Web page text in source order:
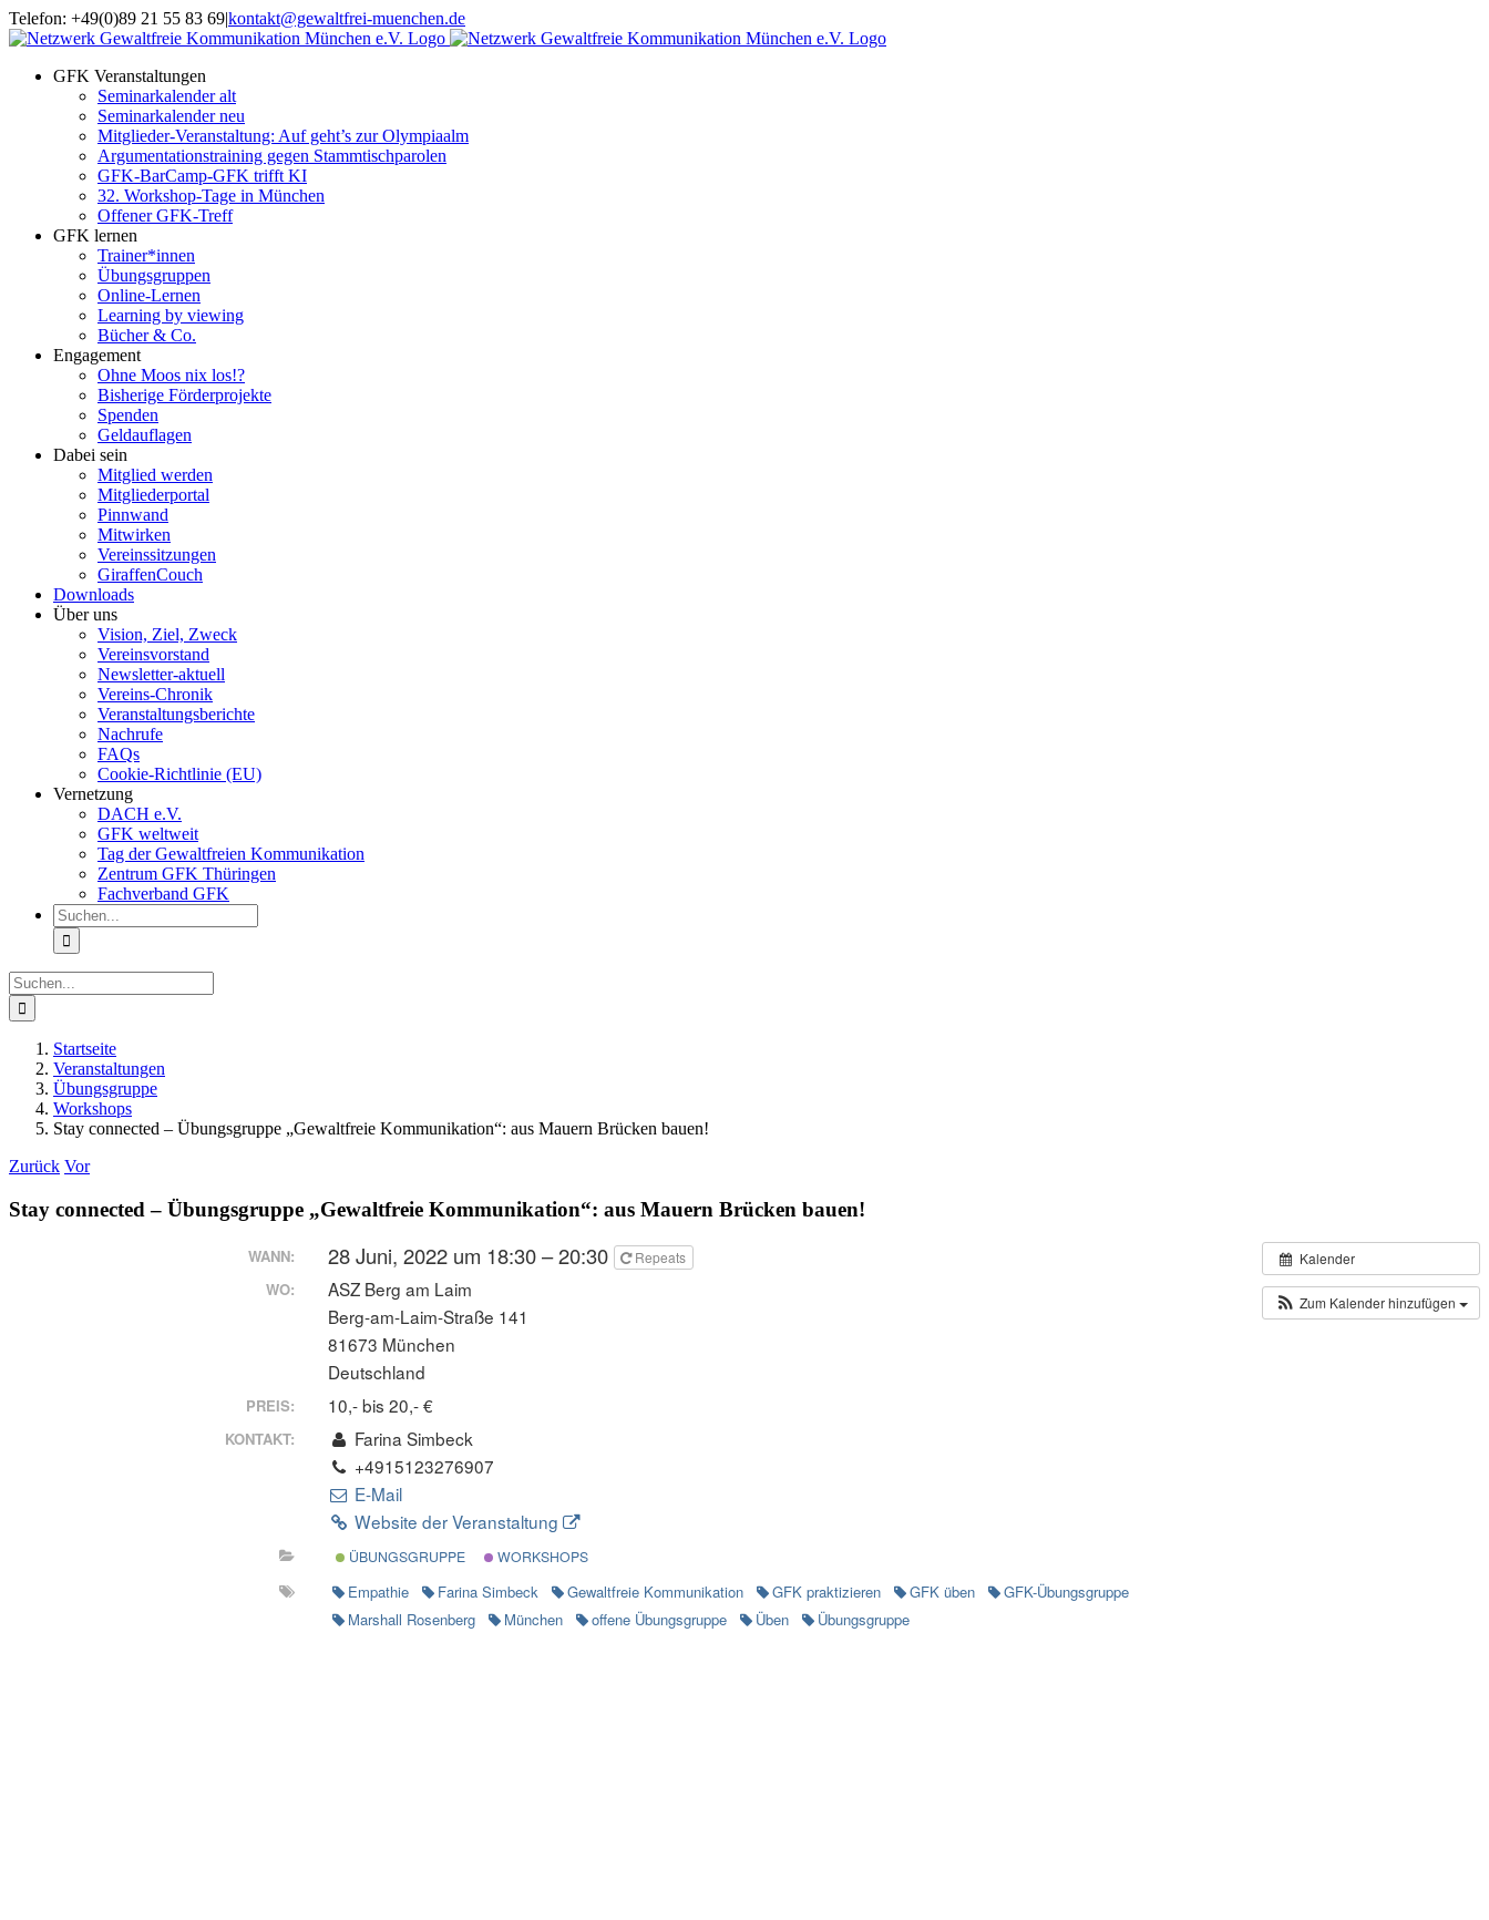
Zum
Inhalt
Telefon: +49(0)89 21 55 83 69|kontakt@gewaltfrei-muenchen.de
Einloggen
Infos
Seminarkalender
GFK Veranstaltungen
Seminarkalender alt
Seminarkalender neu
Mitglieder-Veranstaltung: Auf geht’s zur Olympiaalm
Argumentationstraining gegen Stammtischparolen
GFK-BarCamp-GFK trifft KI
32. Workshop-Tage in München
Offener GFK-Treff
GFK lernen
Trainer*innen
Übungsgruppen
Online-Lernen
Learning by viewing
Bücher & Co.
Engagement
Ohne Moos nix los!?
Bisherige Förderprojekte
Spenden
Geldauflagen
Dabei sein
Mitglied werden
Mitgliederportal
Pinnwand
Mitwirken
Vereinssitzungen
GiraffenCouch
Downloads
Über uns
Vision, Ziel, Zweck
Vereinsvorstand
Newsletter-aktuell
Vereins-Chronik
Veranstaltungsberichte
Nachrufe
FAQs
Cookie-Richtlinie (EU)
Vernetzung
DACH e.V.
GFK weltweit
Tag der Gewaltfreien Kommunikation
Zentrum GFK Thüringen
Fachverband GFK
Suche
nach:
Suche
nach:
Startseite
Veranstaltungen
Übungsgruppe
Workshops
Stay connected – Übungsgruppe „Gewaltfreie Kommunikation“: aus Mauern Brücken bauen!
Zurück Vor
Stay connected – Übungsgruppe „Gewaltfreie Kommunikation“: aus Mauern Brücken bauen!
Kalender
Zum Kalender hinzufügen
WANN: 28 Juni, 2022 um 18:30 – 20:30 Repeats
WO:
ASZ Berg am Laim
Berg-am-Laim-Straße 141
81673 München
Deutschland
PREIS: 10,- bis 20,- €
KONTAKT:
Farina Simbeck
+4915123276907
E-Mail
Website der Veranstaltung
ÜBUNGSGRUPPE WORKSHOPS
Empathie Farina Simbeck Gewaltfreie Kommunikation GFK praktizieren GFK üben
GFK-Übungsgruppe
Marshall Rosenberg
München offene Übungsgruppe Üben Übungsgruppe